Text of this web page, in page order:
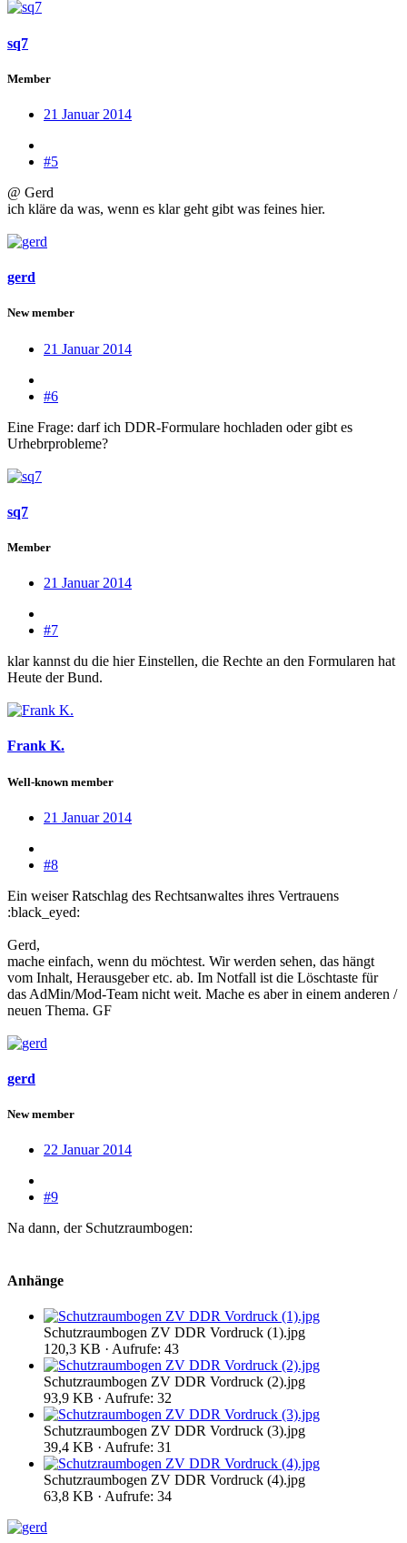
sq7
Member
21 Januar 2014
#5
@ Gerd
ich kläre da was, wenn es klar geht gibt was feines hier.
gerd
New member
21 Januar 2014
#6
Eine Frage: darf ich DDR-Formulare hochladen oder gibt es
Urhebrprobleme?
sq7
Member
21 Januar 2014
#7
klar kannst du die hier Einstellen, die Rechte an den Formularen hat
Heute der Bund.
Frank K.
Well-known member
21 Januar 2014
#8
Ein weiser Ratschlag des Rechtsanwaltes ihres Vertrauens
:black_eyed:
Gerd,
mache einfach, wenn du möchtest. Wir werden sehen, das hängt
vom Inhalt, Herausgeber etc. ab. Im Notfall ist die Löschtaste für
das AdMin/Mod-Team nicht weit. Mache es aber in einem anderen /
neuen Thema. GF
gerd
New member
22 Januar 2014
#9
Na dann, der Schutzraumbogen:
Anhänge
Schutzraumbogen ZV DDR Vordruck (1).jpg
120,3 KB · Aufrufe: 43
Schutzraumbogen ZV DDR Vordruck (2).jpg
93,9 KB · Aufrufe: 32
Schutzraumbogen ZV DDR Vordruck (3).jpg
39,4 KB · Aufrufe: 31
Schutzraumbogen ZV DDR Vordruck (4).jpg
63,8 KB · Aufrufe: 34